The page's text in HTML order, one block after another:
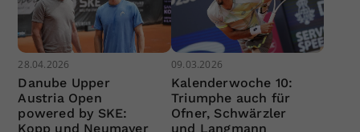
28.04.2026
Danube Upper
Austria Open
powered by SKE:
Kopp und Neumayer
09.03.2026
Kalenderwoche 10:
Triumphe auch für
Ofner, Schwärzler
und Langmann